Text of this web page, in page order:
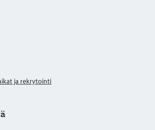
ja rekrytointi